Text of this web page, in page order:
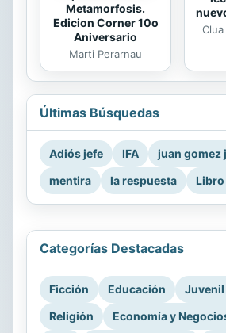
Metamorfosis.
Edicion Corner 10o
Aniversario
Marti Perarnau
Últimas Búsquedas
Adiós jefe IFA
juan gomez
mentira
la respuesta Libro
Categorías Destacadas
Ficción Educación
Religión
Economía y